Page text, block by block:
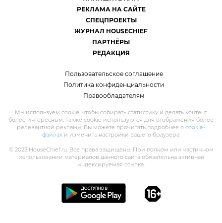
РЕКЛАМА НА САЙТЕ
СПЕЦПРОЕКТЫ
ЖУРНАЛ HOUSECHIEF
ПАРТНЁРЫ
РЕДАКЦИЯ
Пользовательское соглашение
Политика конфиденциальности
Правообладателям
Мы используем cookie, чтобы собирать статистику и делать контент
более интересным. Также cookie используются для отображения более
релевантной рекламы. Вы можете прочитать подробнее о cookie-
файлахи изменить настройки вашего браузера.
© 2023 HouseChief.ru. Все права защищены. При полном или частичном
использовании материалов данного сайта обязательна активная
индексируемая ссылка.